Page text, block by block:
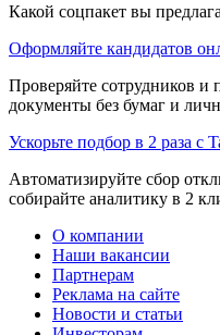
Какой соцпакет вы
Оформляйте кандидатов
Проверяйте сотрудников и
документы без бумаг и
Ускорьте подбор в 2 раза с
Автоматизируйте сбор
собирайте аналитику в 2
О компании
Наши вакансии
Партнерам
Реклама на сайте
Новости и статьи